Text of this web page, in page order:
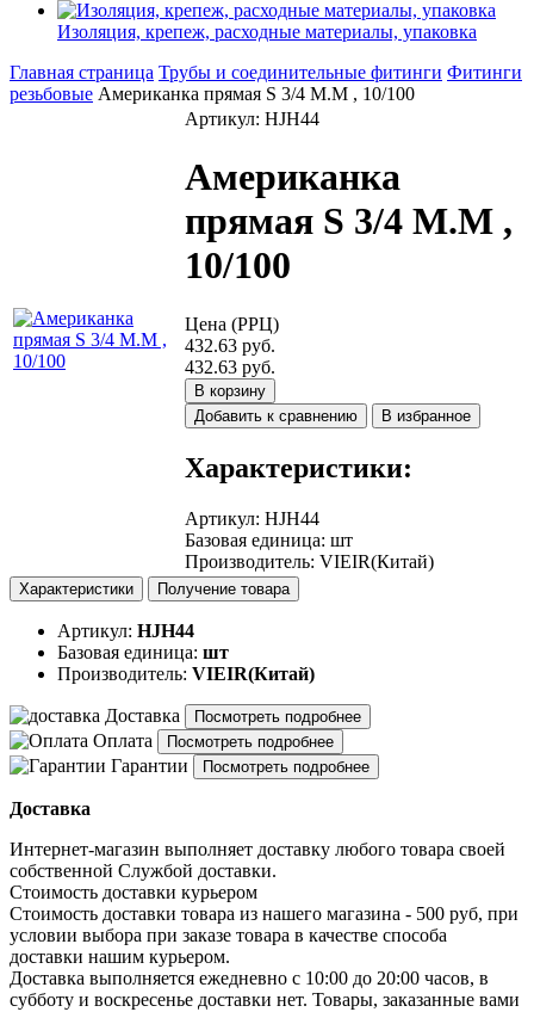
Изоляция, крепеж, расходные материалы, упаковка
Главная страница Трубы и соединительные фитинги Фитинги
резьбовые Американка прямая S 3/4 M.M , 10/100
Артикул: HJH44
Американка
прямая S 3/4 M.M ,
10/100
Цена (РРЦ)
432.63 руб.
432.63 руб.
В корзину
Добавить к сравнению
В избранное
Характеристики:
Артикул: HJH44
Базовая единица: шт
Производитель: VIEIR(Китай)
Характеристики Получение товара
Артикул: HJH44
Базовая единица: шт
Производитель: VIEIR(Китай)
Доставка Посмотреть подробнее
Оплата Посмотреть подробнее
Гарантии Посмотреть подробнее
Доставка
Интернет-магазин выполняет доставку любого товара своей
собственной Службой доставки.
Стоимость доставки курьером
Стоимость доставки товара из нашего магазина - 500 руб, при
условии выбора при заказе товара в качестве способа
доставки нашим курьером.
Доставка выполняется ежедневно с 10:00 до 20:00 часов, в
субботу и воскресенье доставки нет. Товары, заказанные вами